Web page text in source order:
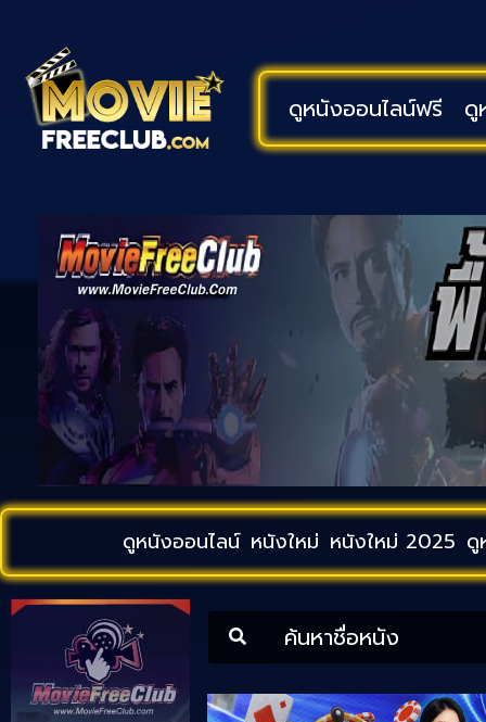
ดูหนังออนไลน์ฟรี ดู
ดูหนังออนไลน์ หนังใหม่ หนังใหม่ 2025 ดู
ค้นหาชื่อหนัง